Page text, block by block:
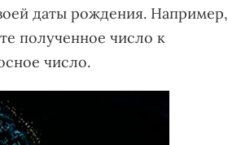
даты рождения. Например,
полученное число к
число.